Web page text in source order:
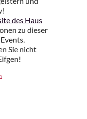
des Haus
zu dieser
Sie nicht